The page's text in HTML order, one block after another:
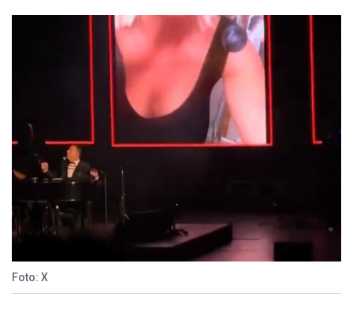
Foto: X